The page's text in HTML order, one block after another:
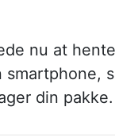
nu at
smartphone,
din pakke.